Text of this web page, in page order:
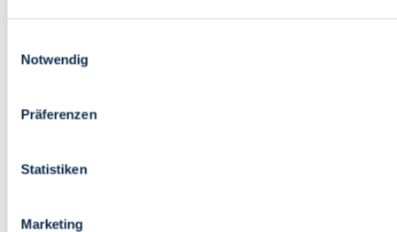
Notwendig
Präferenzen
Statistiken
Marketing